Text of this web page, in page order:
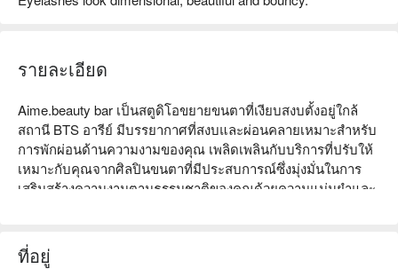
รายละเอียด
Aime.beauty bar เป็นสตูดิโอขยายขนตาที่เงียบสงบตั้งอยู่ใกล้
สถานี BTS อารีย์ มีบรรยากาศที่สงบและผ่อนคลายเหมาะสำหรับ
การพักผ่อนด้านความงามของคุณ เพลิดเพลินกับบริการที่ปรับให้
เหมาะกับคุณจากศิลปินขนตาที่มีประสบการณ์ซึ่งมุ่งมั่นในการ
เสริมสร้างความงามตามธรรมชาติของคุณด้วยความแม่นยำและ
ที่อยู่